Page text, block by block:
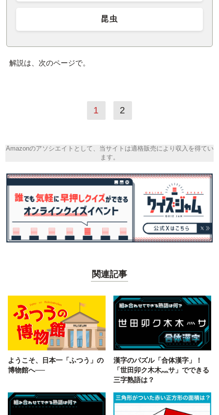
昆虫
解説は、次のページで。
1 2
Amazonのアソシエイトとして、当サイトは適格販売により収入を得てい
ます。
関連記事
ようこそ、日本一「ふつう」の
博物館へ──
漢字のパズル「合体漢字」！
「世田卯ク木木灬サ」でできる
三字熟語は？